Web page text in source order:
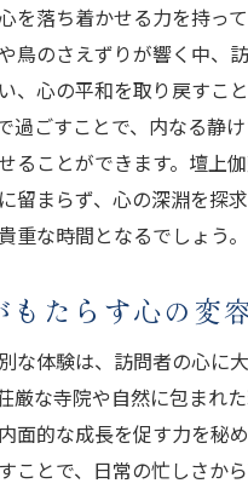
を落ち着かせる力を持って
鳥のさえずりが響く中、
、心の平和を取り戻すこ
過ごすことで、内なる静
ることができます。壇上
留まらず、心の深淵を探
重な時間となるでしょう。
もたらす心の変
な体験は、訪問者の心に
厳な寺院や自然に包まれ
面的な成長を促す力を秘め
ことで、日常の忙しさか